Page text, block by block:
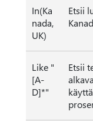
In(Ka
nada,
UK)
Etsii
Like "
[A-
D]*"
Etsii